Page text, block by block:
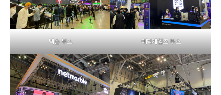
넥슨 부스 에픽게임즈 부스